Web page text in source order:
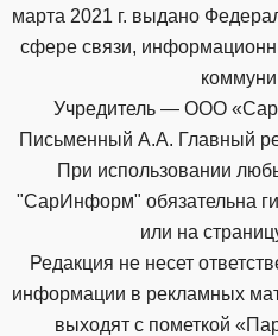
марта 2021 г. выдано
сфере связи,
Учредитель — ООО
Письменный А.А. Главный
При использовании
"СарИнформ" обязательна
или на
Редакция не несет
информации в рекламных
выходят с пометкой